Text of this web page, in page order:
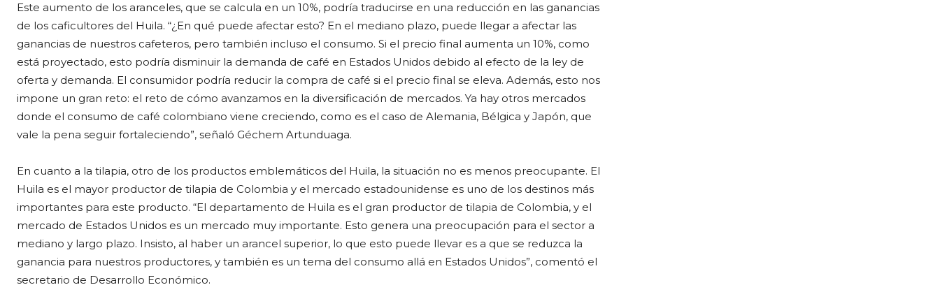
Este aumento de los aranceles, que se calcula en un 10%, podría traducirse en una reducción en las ganancias
de los caficultores del Huila. “¿En qué puede afectar esto? En el mediano plazo, puede llegar a afectar las
ganancias de nuestros cafeteros, pero también incluso el consumo. Si el precio final aumenta un 10%, como
está proyectado, esto podría disminuir la demanda de café en Estados Unidos debido al efecto de la ley de
oferta y demanda. El consumidor podría reducir la compra de café si el precio final se eleva. Además, esto nos
impone un gran reto: el reto de cómo avanzamos en la diversificación de mercados. Ya hay otros mercados
donde el consumo de café colombiano viene creciendo, como es el caso de Alemania, Bélgica y Japón, que
vale la pena seguir fortaleciendo”, señaló Géchem Artunduaga.
En cuanto a la tilapia, otro de los productos emblemáticos del Huila, la situación no es menos preocupante. El
Huila es el mayor productor de tilapia de Colombia y el mercado estadounidense es uno de los destinos más
importantes para este producto. “El departamento de Huila es el gran productor de tilapia de Colombia, y el
mercado de Estados Unidos es un mercado muy importante. Esto genera una preocupación para el sector a
mediano y largo plazo. Insisto, al haber un arancel superior, lo que esto puede llevar es a que se reduzca la
ganancia para nuestros productores, y también es un tema del consumo allá en Estados Unidos”, comentó el
secretario de Desarrollo Económico.